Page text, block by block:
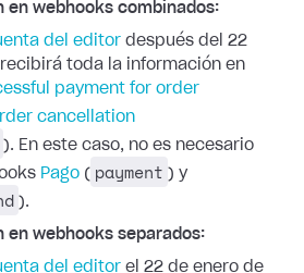
en webhooks combinados:
del editor después del 22
toda la información en
payment for order
cancellation
). En este caso, no es necesario
Pago ( payment ) y
).
en webhooks separados:
del editor el 22 de enero de